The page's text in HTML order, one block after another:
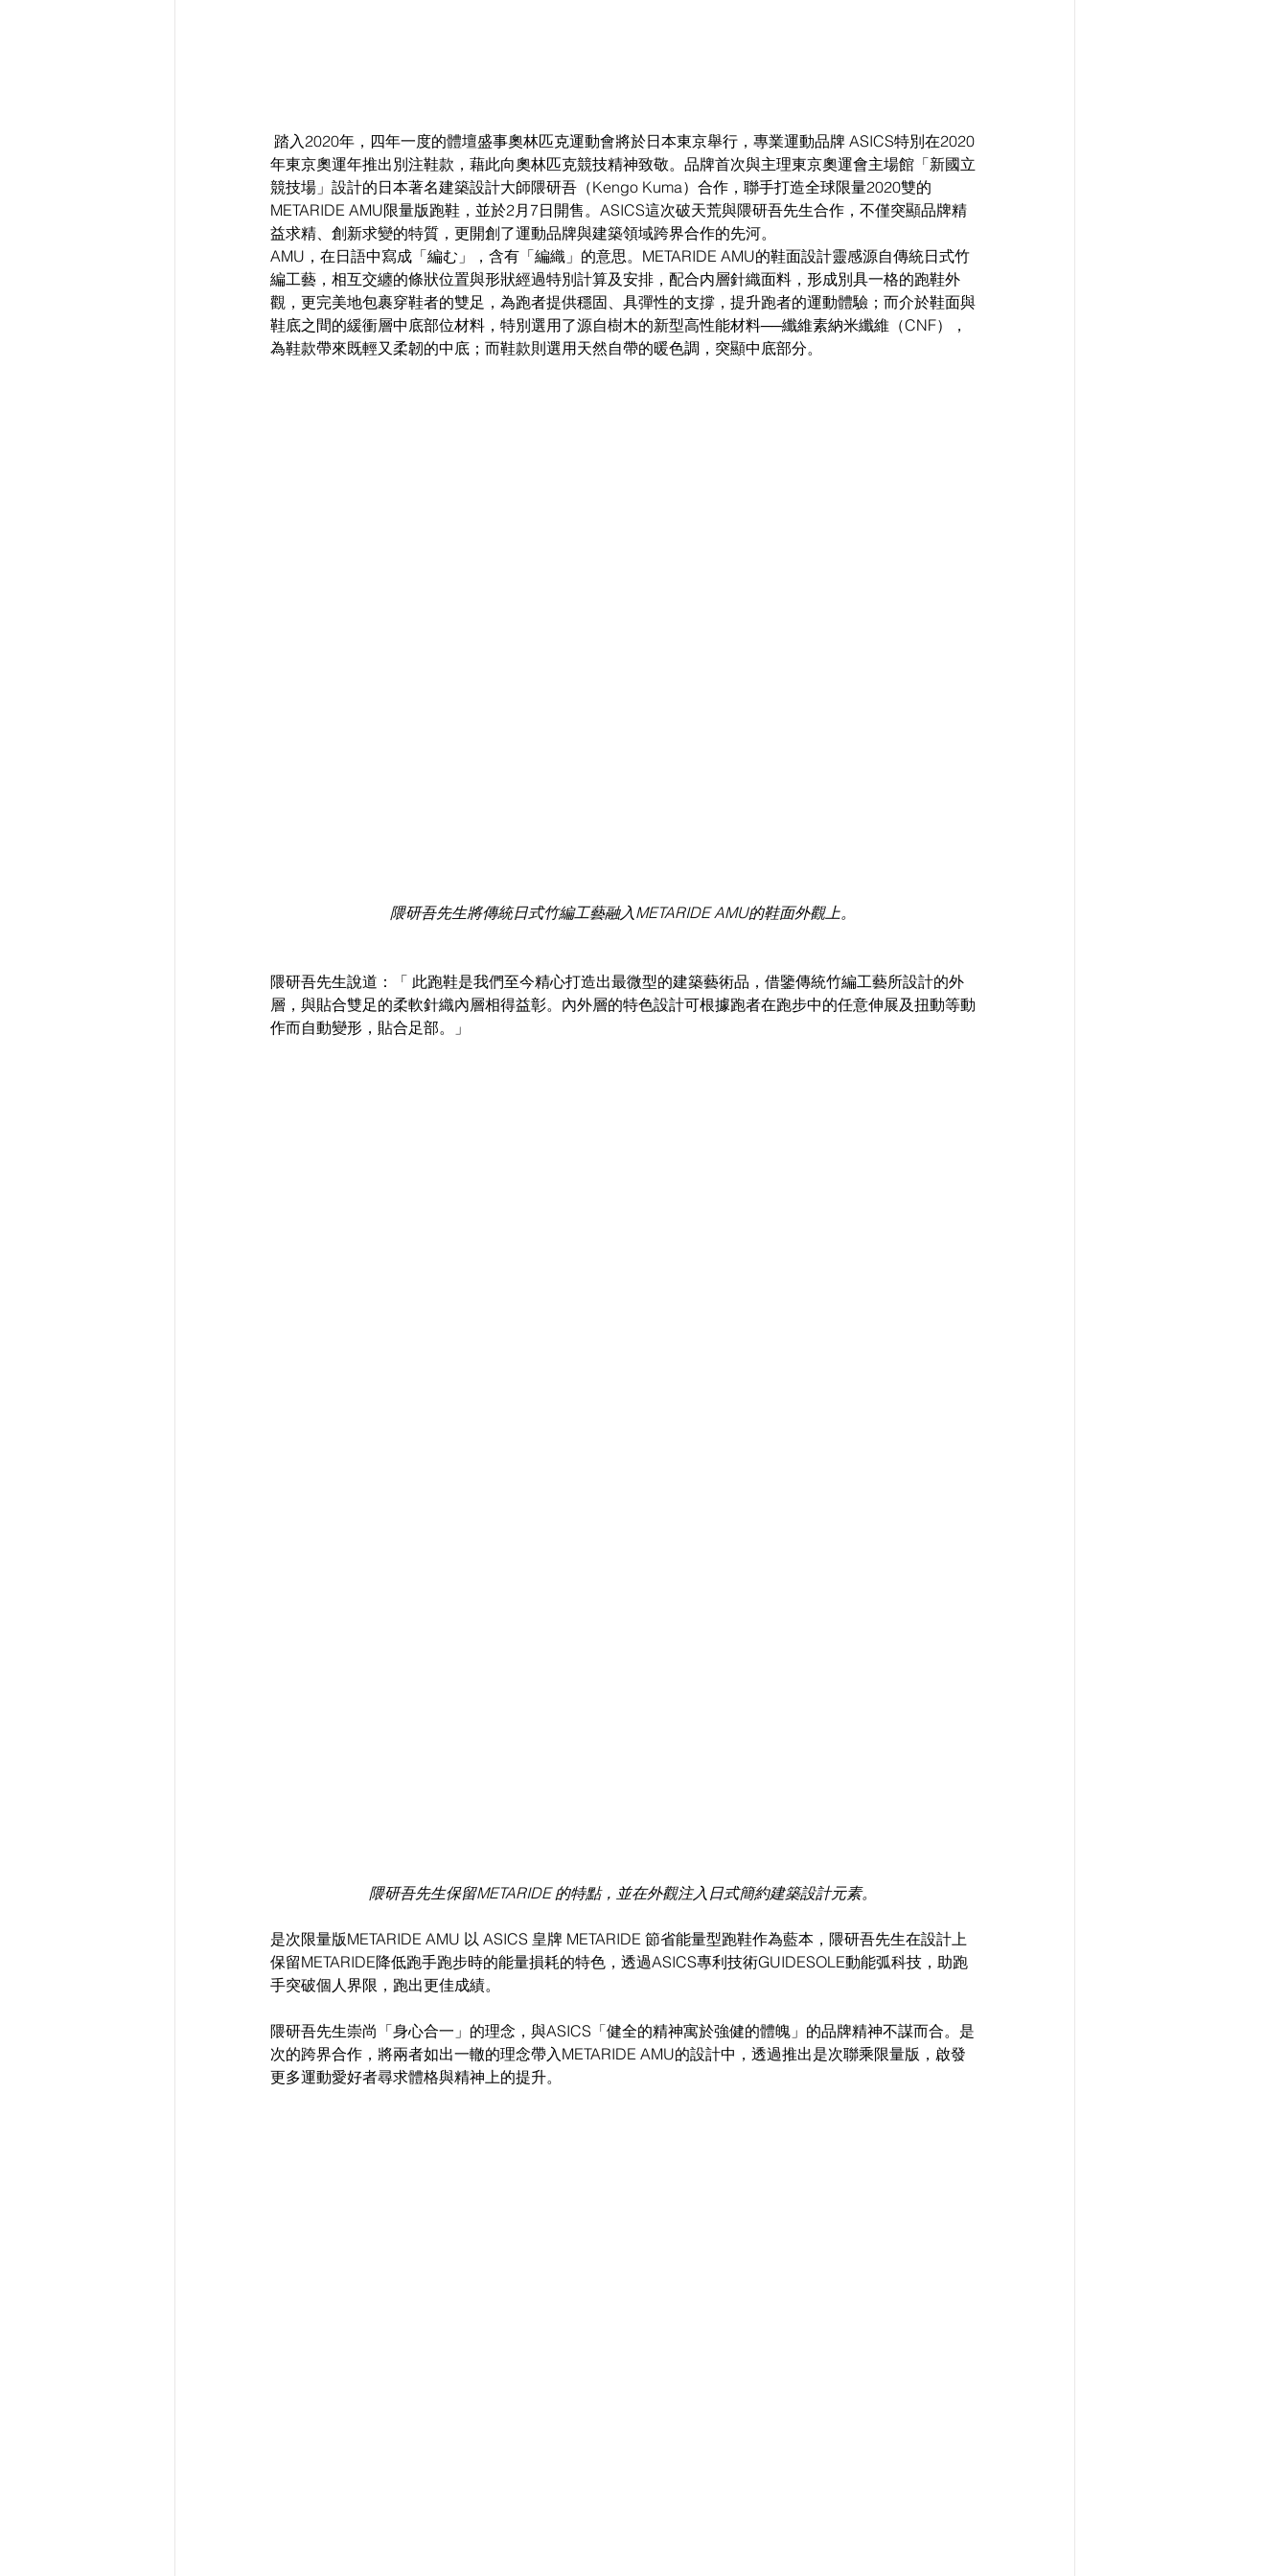
年東京奧運年推出別注鞋款，藉此向奧林匹克競技精神致敬。品牌首次與主理東京奧運會主場館「新國立
競技場」設計的日本著名建築設計大師隈研吾（Kengo Kuma）合作，聯手打造全球限量2020雙的
METARIDE AMU限量版跑鞋，並於2月7日開售。ASICS這次破天荒與隈研吾先生合作，不僅突顯品牌精
益求精、創新求變的特質，更開創了運動品牌與建築領域跨界合作的先河。
AMU，在日語中寫成「編む」，含有「編織」的意思。METARIDE AMU的鞋面設計靈感源自傳統日式竹
編工藝，相互交纏的條狀位置與形狀經過特別計算及安排，配合内層針織面料，形成別具一格的跑鞋外
觀，更完美地包裹穿鞋者的雙足，為跑者提供穩固、具彈性的支撐，提升跑者的運動體驗；而介於鞋面與
鞋底之間的緩衝層中底部位材料，特別選用了源自樹木的新型高性能材料──纖維素納米纖維（CNF），
為鞋款帶來既輕又柔韌的中底；而鞋款則選用天然自帶的暖色調，突顯中底部分。
隈研吾先生將傳統日式竹編工藝融入METARIDE AMU的鞋面外觀上。
隈研吾先生說道：「 此跑鞋是我們至今精心打造出最微型的建築藝術品，借鑒傳統竹編工藝所設計的外
層，與貼合雙足的柔軟針織內層相得益彰。內外層的特色設計可根據跑者在跑步中的任意伸展及扭動等動
作而自動變形，貼合足部。」
隈研吾先生保留METARIDE 的特點，並在外觀注入日式簡約建築設計元素。
是次限量版METARIDE AMU 以 ASICS 皇牌 METARIDE 節省能量型跑鞋作為藍本，隈研吾先生在設計上
保留METARIDE降低跑手跑步時的能量損耗的特色，透過ASICS專利技術GUIDESOLE動能弧科技，助跑
手突破個人界限，跑出更佳成績。
隈研吾先生崇尚「身心合一」的理念，與ASICS「健全的精神寓於強健的體魄」的品牌精神不謀而合。是
次的跨界合作，將兩者如出一轍的理念帶入METARIDE AMU的設計中，透過推出是次聯乘限量版，啟發
更多運動愛好者尋求體格與精神上的提升。